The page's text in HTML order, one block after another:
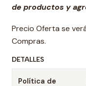
de productos y
Precio Oferta se
Compras.
DETALLES
Política de